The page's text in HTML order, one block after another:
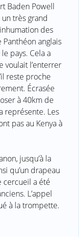
Baden Powell
un très grand
des
anglais
pays. Cela a
voulait l’enterrer
reste proche
Écrasée
à 40km de
représente. Les
pas au Kenya à
jusqu’à la
qu’un drapeau
cercueil a été
L’appel
à la trompette.